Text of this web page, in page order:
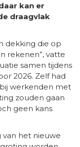
kan er
draagvlak
dekking die op
rekenen”, vatte
samen tijdens
2026. Zelf had
werkenden met
zouden gaan
geen kans
van het nieuwe